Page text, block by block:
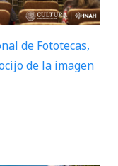
de Fototecas,
de la imagen